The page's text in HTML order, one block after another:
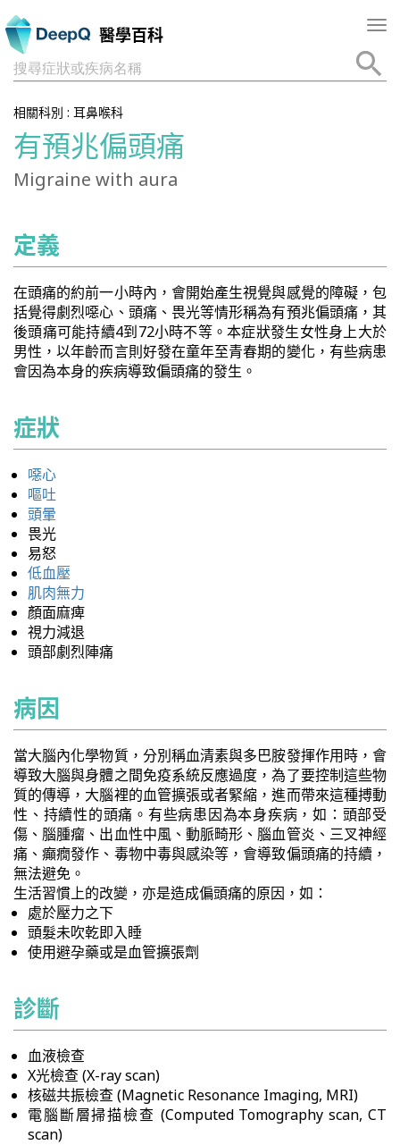
醫學百科
搜尋症狀或疾病名稱
相關科別 : 耳鼻喉科
有預兆偏頭痛
Migraine with aura
定義
在頭痛的約前一小時內，會開始產生視覺與感覺的障礙，包
括覺得劇烈噁心、頭痛、畏光等情形稱為有預兆偏頭痛，其
後頭痛可能持續4到72小時不等。本症狀發生女性身上大於
男性，以年齡而言則好發在童年至青春期的變化，有些病患
會因為本身的疾病導致偏頭痛的發生。
症狀
噁心
嘔吐
頭暈
畏光
易怒
低血壓
肌肉無力
顏面麻痺
視力減退
頭部劇烈陣痛
病因
當大腦內化學物質，分別稱血清素與多巴胺發揮作用時，會
導致大腦與身體之間免疫系統反應過度，為了要控制這些物
質的傳導，大腦裡的血管擴張或者緊縮，進而帶來這種搏動
性、持續性的頭痛。有些病患因為本身疾病，如：頭部受
傷、腦腫瘤、出血性中風、動脈畸形、腦血管炎、三叉神經
痛、癲癇發作、毒物中毒與感染等，會導致偏頭痛的持續，
無法避免。
生活習慣上的改變，亦是造成偏頭痛的原因，如：
處於壓力之下
頭髮未吹乾即入睡
使用避孕藥或是血管擴張劑
診斷
血液檢查
X光檢查 (X-ray scan)
核磁共振檢查 (Magnetic Resonance Imaging, MRI)
電腦斷層掃描檢查 (Computed Tomography scan, CT
scan)